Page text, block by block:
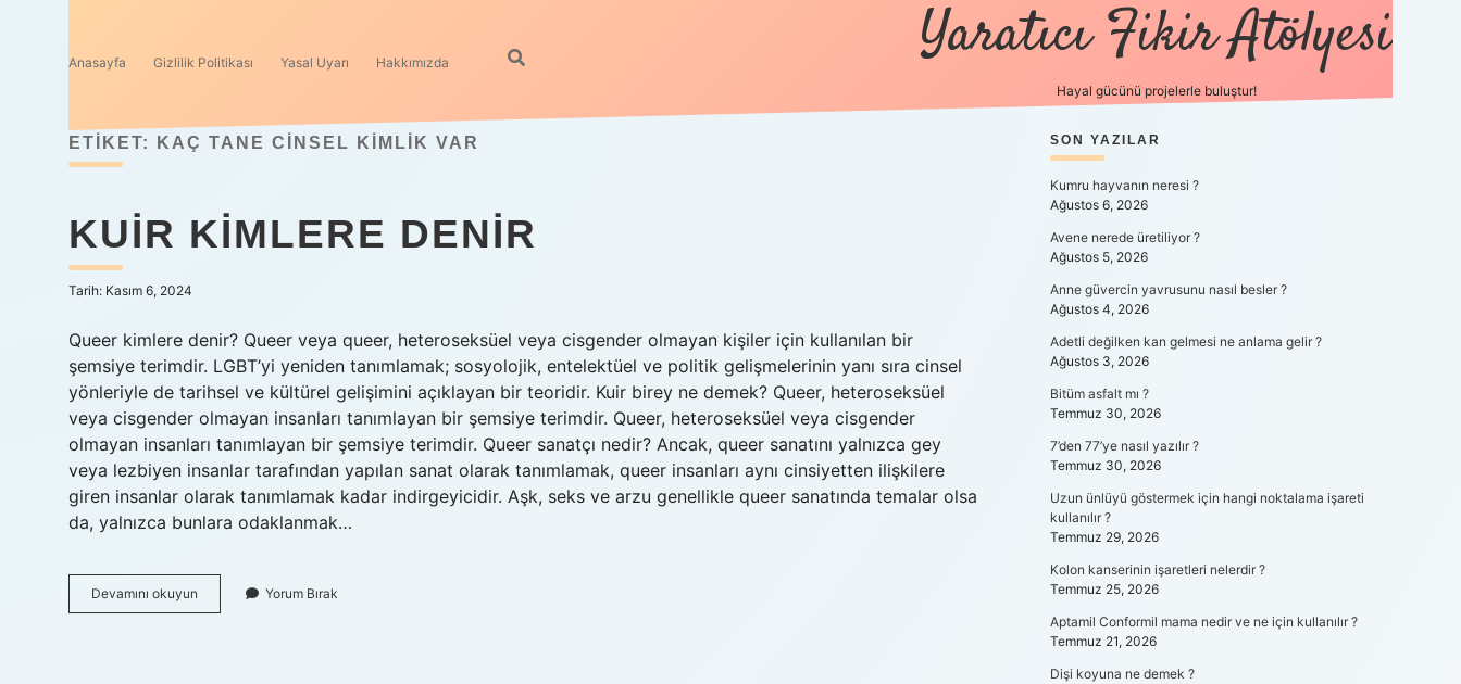
Anasayfa Gizlilik Politikası Yasal Uyarı Hakkımızda Yaratıcı Fikir Atölyesi
Hayal gücünü projelerle buluştur!
ETIKET: KAÇ TANE CINSEL KIMLIK VAR
KUIR KIMLERE DENIR
Tarih: Kasım 6, 2024
Queer kimlere denir? Queer veya queer, heteroseksüel veya cisgender olmayan kişiler için kullanılan bir
şemsiye terimdir. LGBT’yi yeniden tanımlamak; sosyolojik, entelektüel ve politik gelişmelerinin yanı sıra cinsel
yönleriyle de tarihsel ve kültürel gelişimini açıklayan bir teoridir. Kuir birey ne demek? Queer, heteroseksüel
veya cisgender olmayan insanları tanımlayan bir şemsiye terimdir. Queer, heteroseksüel veya cisgender
olmayan insanları tanımlayan bir şemsiye terimdir. Queer sanatçı nedir? Ancak, queer sanatını yalnızca gey
veya lezbiyen insanlar tarafından yapılan sanat olarak tanımlamak, queer insanları aynı cinsiyetten ilişkilere
giren insanlar olarak tanımlamak kadar indirgeyicidir. Aşk, seks ve arzu genellikle queer sanatında temalar olsa
da, yalnızca bunlara odaklanmak…
Devamını okuyun
Kimlere
Yorum Bırak
SIDEBAR
SON YAZILAR
Kumru hayvanın neresi ?
Ağustos 6, 2026
Avene nerede üretiliyor ?
Ağustos 5, 2026
Anne güvercin yavrusunu nasıl besler ?
Ağustos 4, 2026
Adetli değilken kan gelmesi ne anlama gelir ?
Ağustos 3, 2026
Bitüm asfalt mı ?
Temmuz 30, 2026
7’den 77’ye nasıl yazılır ?
Temmuz 30, 2026
Uzun ünlüyü göstermek için hangi noktalama işareti
kullanılır ?
Temmuz 29, 2026
Kolon kanserinin işaretleri nelerdir ?
Temmuz 25, 2026
Aptamil Conformil mama nedir ve ne için kullanılır ?
Temmuz 21, 2026
Dişi koyuna ne demek ?